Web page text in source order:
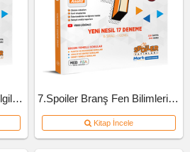
6.Spoiler Branş Sosyal Bilgiler Deneme 7.Spoiler Branş Fen Bilimleri Deneme
Kitap İncele